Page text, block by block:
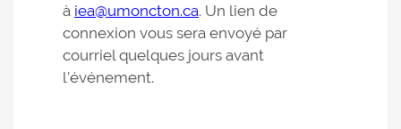
à iea@umoncton.ca. Un lien de
connexion vous sera envoyé par
courriel quelques jours avant
l’événement.